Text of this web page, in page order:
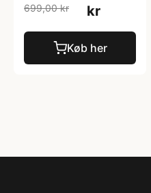
699,00 kr
kr
Køb her